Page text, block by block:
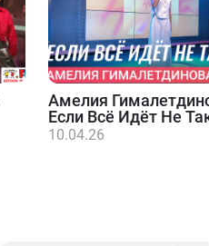
Амелия
Если Всё Идёт Не
10.04.26